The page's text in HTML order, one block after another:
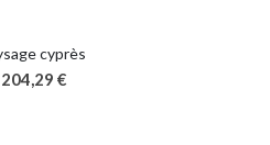
cyprès
204,29 €